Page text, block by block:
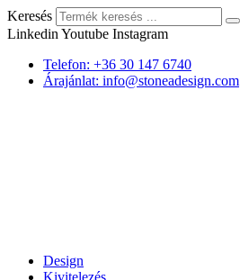
Keresés
Linkedin Youtube Instagram
Telefon: +36 30 147 6740
Árajánlat: info@stoneadesign.com
Design
Kivitelezés